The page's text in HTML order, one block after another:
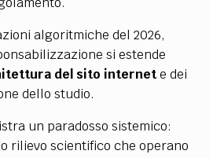
algoritmiche del 2026,
si estende
del sito internete dei
dello studio.
un paradosso sistemico:
rilievo scientifico che operano